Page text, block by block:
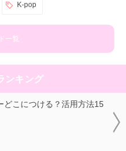
K-pop
一覧
ンキング
どこにつける？活用方法15